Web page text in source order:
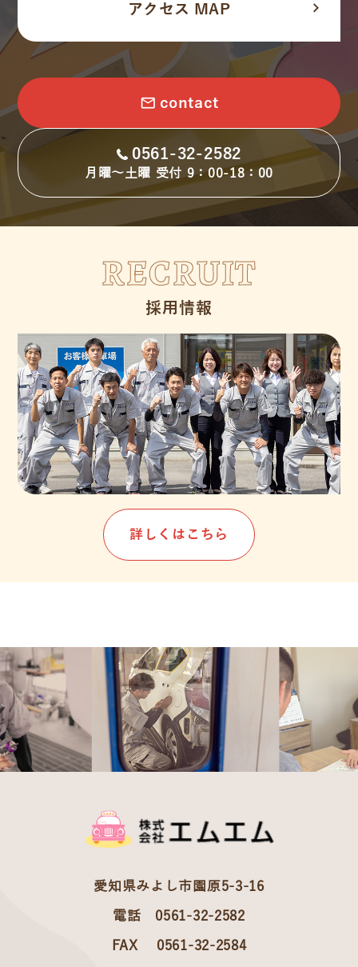
アクセス MAP navigate_next
0561-32-2582
月曜～土曜 受付 9：00-18：00
email contact
RECRUIT
採用情報
詳しくはこちら
愛知県みよし市園原5-3-16
電話 0561-32-2582
FAX 0561-32-2584